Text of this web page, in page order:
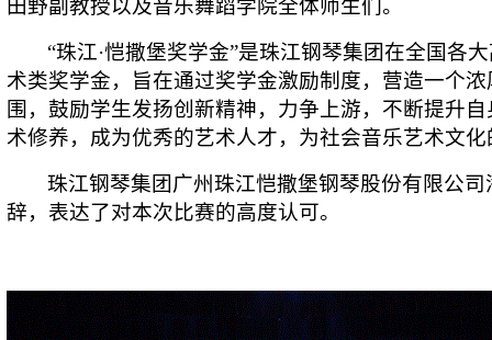
田野副教授以及音乐舞蹈学院全体师生们。
“珠江·恺撒堡奖学金”是珠江钢琴集团在全国各
术类奖学金，旨在通过奖学金激励制度，营造一个
围，鼓励学生发扬创新精神，力争上游，不断提升
术修养，成为优秀的艺术人才，为社会音乐艺术文
珠江钢琴集团广州珠江恺撒堡钢琴股份有限公
辞，表达了对本次比赛的高度认可。